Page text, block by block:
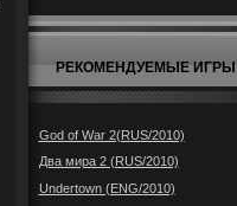
РЕКОМЕНДУЕМЫЕ ИГРЫ
God of War 2(RUS/2010)
Два мира 2 (RUS/2010)
Undertown (ENG/2010)